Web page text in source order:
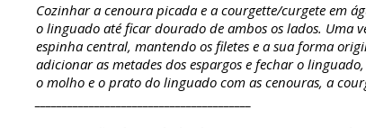
Cozinhar a cenoura picada e a courgette/curgete em
o linguado até ficar dourado de ambos os lados. Uma
espinha central, mantendo os filetes e a sua forma
adicionar as metades dos espargos e fechar o
o molho e o prato do linguado com as cenouras, a